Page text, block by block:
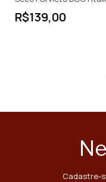
R$139,00
Cadastre-